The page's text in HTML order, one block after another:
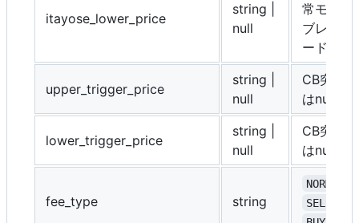
itayose_lower_price
string |
null
常モード
ブレイク
ードは
upper_trigger_price
string |
null
CB突入
はnull
lower_trigger_price
string |
null
CB突入
はnull
fee_type string
NORMAL